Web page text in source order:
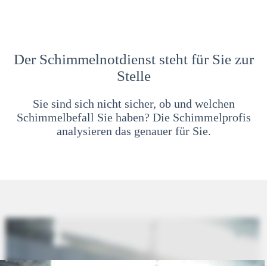
Der Schimmelnotdienst steht für Sie zur
Stelle
Sie sind sich nicht sicher, ob und welchen
Schimmelbefall Sie haben? Die Schimmelprofis
analysieren das genauer für Sie.